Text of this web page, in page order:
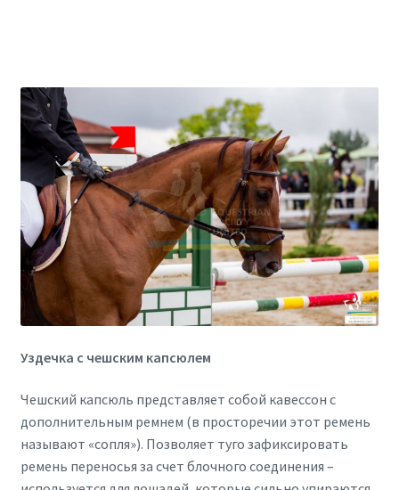
Уздечка с чешским капсюлем
Чешский капсюль представляет собой кавессон с
дополнительным ремнем (в просторечии этот ремень
называют «сопля»). Позволяет туго зафиксировать
ремень переносья за счет блочного соединения –